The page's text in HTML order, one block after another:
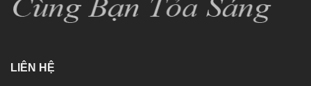
LIÊN HỆ